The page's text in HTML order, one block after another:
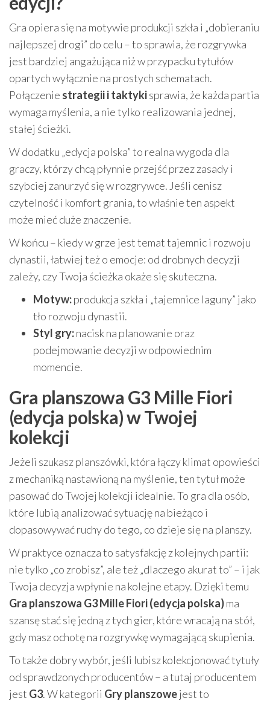
Gra opiera się na motywie produkcji szkła i „dobieraniu
najlepszej drogi” do celu – to sprawia, że rozgrywka
jest bardziej angażująca niż w przypadku tytułów
opartych wyłącznie na prostych schematach.
Połączenie strategii i taktykisprawia, że każda partia
wymaga myślenia, a nie tylko realizowania jednej,
stałej ścieżki.
W dodatku „edycja polska” to realna wygoda dla
graczy, którzy chcą płynnie przejść przez zasady i
szybciej zanurzyć się w rozgrywce. Jeśli cenisz
czytelność i komfort grania, to właśnie ten aspekt
może mieć duże znaczenie.
W końcu – kiedy w grze jest temat tajemnic i rozwoju
dynastii, łatwiej też o emocje: od drobnych decyzji
zależy, czy Twoja ścieżka okaże się skuteczna.
Motyw:produkcja szkła i „tajemnice laguny” jako
tło rozwoju dynastii.
Styl gry:nacisk na planowanie oraz
podejmowanie decyzji w odpowiednim
momencie.
Gra planszowa G3 Mille Fiori
(edycja polska) w Twojej
kolekcji
Jeżeli szukasz planszówki, która łączy klimat opowieści
z mechaniką nastawioną na myślenie, ten tytuł może
pasować do Twojej kolekcji idealnie. To gra dla osób,
które lubią analizować sytuację na bieżąco i
dopasowywać ruchy do tego, co dzieje się na planszy.
W praktyce oznacza to satysfakcję z kolejnych partii:
nie tylko „co zrobisz”, ale też „dlaczego akurat to” – i jak
Twoja decyzja wpłynie na kolejne etapy. Dzięki temu
Gra planszowa G3 Mille Fiori (edycja polska)ma
szansę stać się jedną z tych gier, które wracają na stół,
gdy masz ochotę na rozgrywkę wymagającą skupienia.
To także dobry wybór, jeśli lubisz kolekcjonować tytuły
od sprawdzonych producentów – a tutaj producentem
jest G3. W kategorii Gry planszowejest to